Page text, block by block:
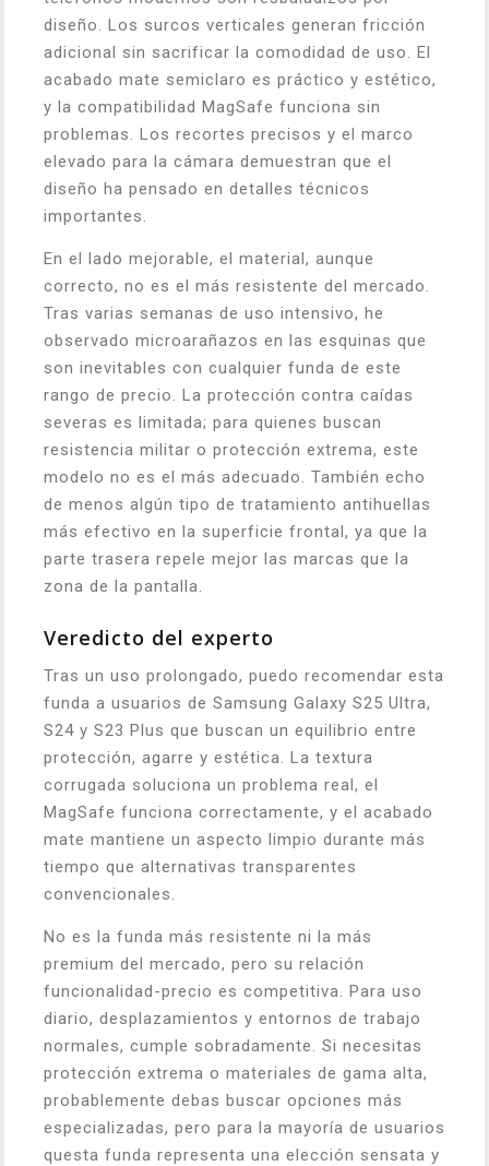
diseño. Los surcos verticales generan fricción
adicional sin sacrificar la comodidad de uso. El
acabado mate semiclaro es práctico y estético,
y la compatibilidad MagSafe funciona sin
problemas. Los recortes precisos y el marco
elevado para la cámara demuestran que el
diseño ha pensado en detalles técnicos
importantes.
En el lado mejorable, el material, aunque
correcto, no es el más resistente del mercado.
Tras varias semanas de uso intensivo, he
observado microarañazos en las esquinas que
son inevitables con cualquier funda de este
rango de precio. La protección contra caídas
severas es limitada; para quienes buscan
resistencia militar o protección extrema, este
modelo no es el más adecuado. También echo
de menos algún tipo de tratamiento antihuellas
más efectivo en la superficie frontal, ya que la
parte trasera repele mejor las marcas que la
zona de la pantalla.
Veredicto del experto
Tras un uso prolongado, puedo recomendar esta
funda a usuarios de Samsung Galaxy S25 Ultra,
S24 y S23 Plus que buscan un equilibrio entre
protección, agarre y estética. La textura
corrugada soluciona un problema real, el
MagSafe funciona correctamente, y el acabado
mate mantiene un aspecto limpio durante más
tiempo que alternativas transparentes
convencionales.
No es la funda más resistente ni la más
premium del mercado, pero su relación
funcionalidad-precio es competitiva. Para uso
diario, desplazamientos y entornos de trabajo
normales, cumple sobradamente. Si necesitas
protección extrema o materiales de gama alta,
probablemente debas buscar opciones más
especializadas, pero para la mayoría de usuarios
questa funda representa una elección sensata y